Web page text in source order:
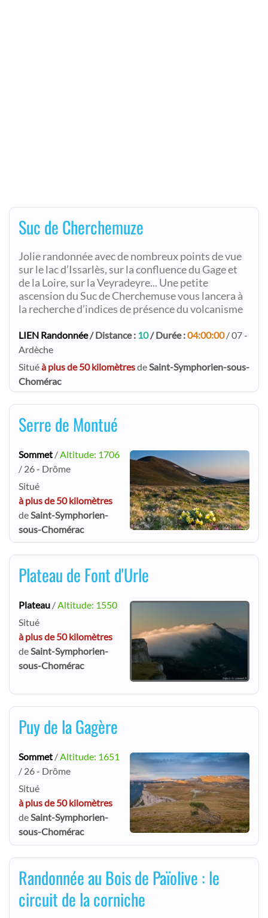
Suc de Cherchemuze
Jolie randonnée avec de nombreux points de vue
sur le lac d’Issarlès, sur la confluence du Gage et
de la Loire, sur la Veyradeyre... Une petite
ascension du Suc de Cherchemuse vous lancera à
la recherche d’indices de présence du volcanisme
LIEN Randonnée/ Distance : 10/ Durée :04:00:00/ 07 -
Ardèche
Situéà plus de 50 kilomètresdeSaint-Symphorien-sous-
Chomérac
Serre de Montué
Sommet /Altitude: 1706
/ 26 - Drôme
Situé
à plus de 50 kilomètres
deSaint-Symphorien-
sous-Chomérac
Plateau de Font d'Urle
Plateau /Altitude: 1550
Situé
à plus de 50 kilomètres
deSaint-Symphorien-
sous-Chomérac
Puy de la Gagère
Sommet /Altitude: 1651
/ 26 - Drôme
Situé
à plus de 50 kilomètres
deSaint-Symphorien-
sous-Chomérac
Randonnée au Bois de Païolive : le
circuit de la corniche